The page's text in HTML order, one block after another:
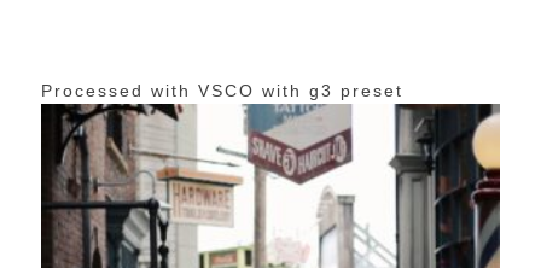
Processed with VSCO with g3 preset